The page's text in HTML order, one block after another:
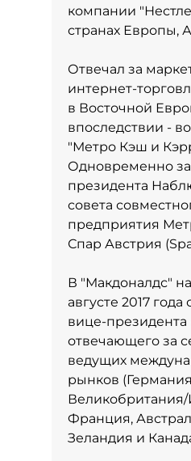
компании
странах Европы,
Отвечал за
интернет-
в Восточной
впоследствии -
"Метро Кэш и
Одновременно
президента
совета
предприятия
Спар Австрия
В "Макдоналдс"
августе 2017
вице-
отвечающего за
ведущих
рынков
Франция,
Зеландия и